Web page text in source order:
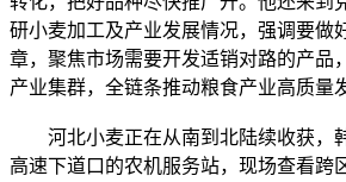
研小麦加工及产业发展情况，强调要做
章，聚焦市场需要开发适销对路的产品
产业集群，全链条推动粮食产业高质量
河北小麦正在从南到北陆续收获，
高速下道口的农机服务站，现场查看跨